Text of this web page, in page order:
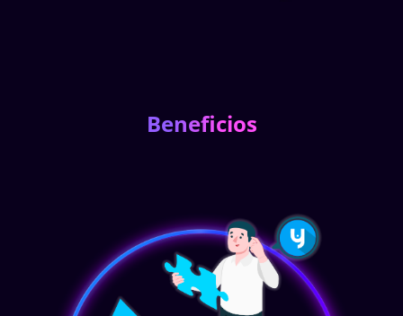
Beneficios